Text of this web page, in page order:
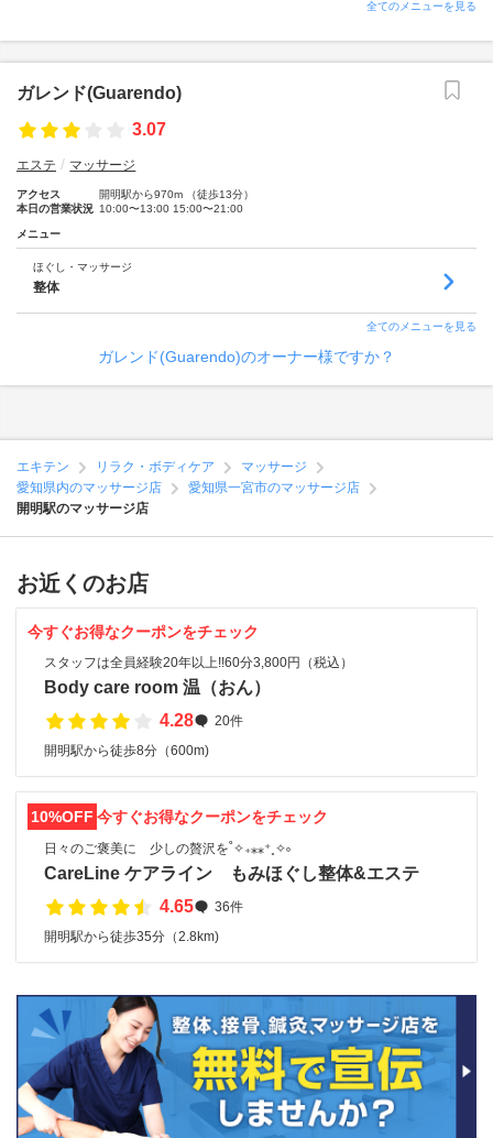
全てのメニューを見る
ガレンド(Guarendo)
3.07
エステ マッサージ
アクセス
開明駅から970m （徒歩13分）
本日の営業状況 10:00〜13:00 15:00〜21:00
メニュー
ほぐし・マッサージ
整体
全てのメニューを見る
ガレンド(Guarendo)のオーナー様ですか？
エキテン リラク・ボディケア
マッサージ
愛知県内のマッサージ店
愛知県一宮市のマッサージ店
開明駅のマッサージ店
お近くのお店
今すぐお得なクーポンをチェック
スタッフは全員経験20年以上!!60分3,800円（税込）
Body care room 温（おん）
4.28
20件
開明駅から徒歩8分（600m)
10%OFF 今すぐお得なクーポンをチェック
日々のご褒美に 少しの贅沢を˚✧₊⁎⁎⁺˳✧༚
CareLine ケアライン もみほぐし整体&エステ
4.65
36件
開明駅から徒歩35分（2.8km)